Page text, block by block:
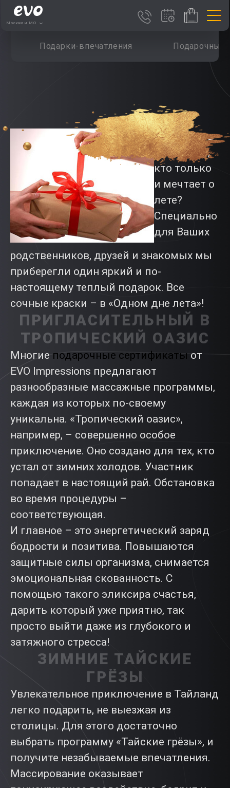
Москва и МО
Подарки-впечатления Подарочные
Что дарить
зимойтем,
кто только
и мечтает о
лете?
Специально
для Ваших
родственников, друзей и знакомых мы
приберегли один яркий и по-
настоящему теплый подарок. Все
сочные краски – в «Одном дне лета»!
ПРИГЛАСИТЕЛЬНЫЙ В
ТРОПИЧЕСКИЙ ОАЗИС
Многие подарочные сертификаты от
EVO Impressions предлагают
разнообразные массажные программы,
каждая из которых по-своему
уникальна. «Тропический оазис»,
например, – совершенно особое
приключение. Оно создано для тех, кто
устал от зимних холодов. Участник
попадает в настоящий рай. Обстановка
во время процедуры –
соответствующая.
И главное – это энергетический заряд
бодрости и позитива. Повышаются
защитные силы организма, снимается
эмоциональная скованность. С
помощью такого эликсира счастья,
дарить который уже приятно, так
просто выйти даже из глубокого и
затяжного стресса!
ЗИМНИЕ ТАЙСКИЕ
ГРЁЗЫ
Увлекательное приключение в Тайланд
легко подарить, не выезжая из
столицы. Для этого достаточно
выбрать программу «Тайские грёзы», и
получите незабываемые впечатления.
Массирование оказывает